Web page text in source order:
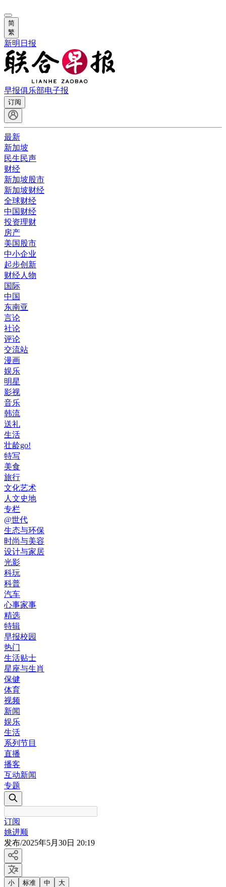
简
繁
新明日报
早报俱乐部电子报
订阅
最新
新加坡
民生民声
财经
新加坡股市
新加坡财经
全球财经
中国财经
投资理财
房产
美国股市
中小企业
起步创新
财经人物
国际
中国
东南亚
言论
社论
评论
交流站
漫画
娱乐
明星
影视
音乐
韩流
送礼
生活
壮龄go!
特写
美食
旅行
文化艺术
人文史地
专栏
@世代
生态与环保
时尚与美容
设计与家居
光影
科玩
科普
汽车
心事家事
精选
特辑
早报校园
热门
生活贴士
星座与生肖
保健
体育
视频
新闻
娱乐
生活
系列节目
直播
播客
互动新闻
专题
订阅
姚进顺
发布/2025年5月30日 20:19
小 标准 中 大